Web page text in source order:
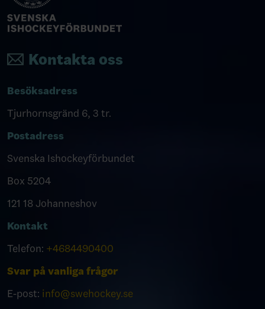
Kontakta oss
Besöksadress
Tjurhornsgränd 6, 3 tr.
Postadress
Svenska Ishockeyförbundet
Box 5204
121 18 Johanneshov
Kontakt
Telefon: +4684490400
Svar på vanliga frågor
E-post: info@swehockey.se